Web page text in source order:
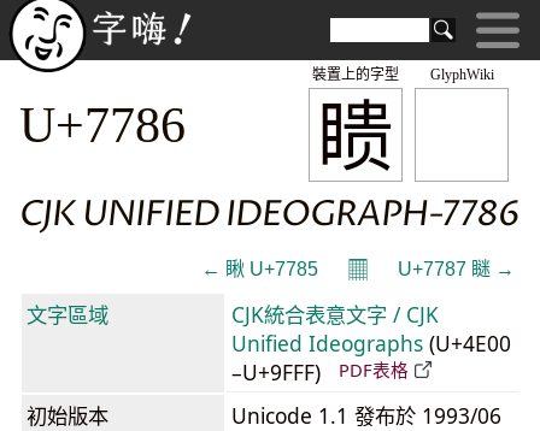
GlyphWiki
瞆
裝置上的字型
U+7786
CJK UNIFIED IDEOGRAPH-7786
← 瞅 U+7785 𝄜 U+7787 瞇 →
文字區域
CJK統合表意文字 / CJK
Unified Ideographs (U+4E00
–U+9FFF)
PDF表格
初始版本
Unicode 1.1 發布於 1993/06